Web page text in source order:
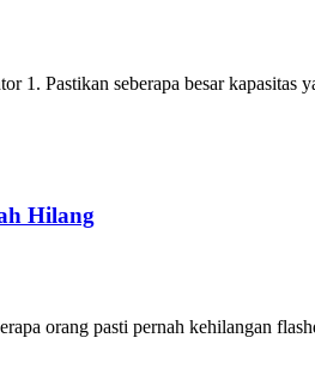
1. Pastikan seberapa besar kapasitas
Hilang
orang pasti pernah kehilangan